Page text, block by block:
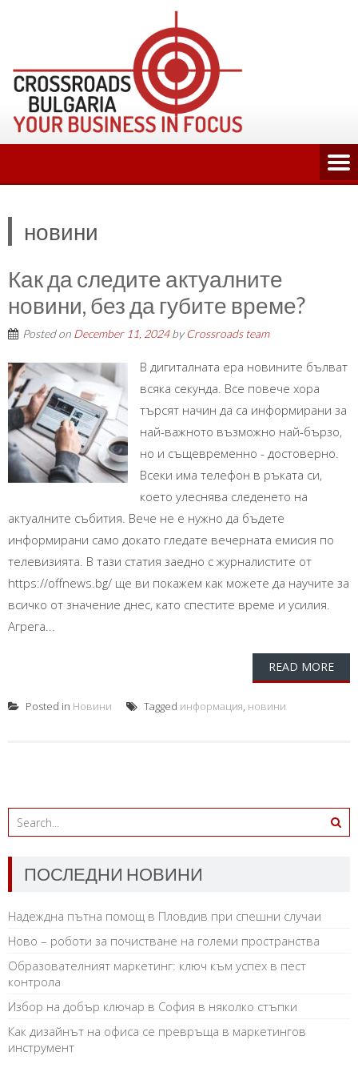
новини
Как да следите актуалните
новини, без да губите време?
Posted on December 11, 2024by Crossroads team
В дигиталната ера новините бълват
всяка секунда. Все повече хора
търсят начин да са информирани за
най-важното възможно най-бързо,
но и същевременно - достоверно.
Всеки има телефон в ръката си,
което улеснява следенето на
актуалните събития. Вече не е нужно да бъдете
информирани само докато гледате вечерната емисия по
телевизията. В тази статия заедно с журналистите от
https://offnews.bg/ ще ви покажем как можете да научите за
всичко от значение днес, като спестите време и усилия.
Агрега...
READ MORE
Posted in Новини Tagged информация, новини
ПОСЛЕДНИ НОВИНИ
Надеждна пътна помощ в Пловдив при спешни случаи
Ново – роботи за почистване на големи пространства
Образователният маркетинг: ключ към успех в пест
контрола
Избор на добър ключар в София в няколко стъпки
Как дизайнът на офиса се превръща в маркетингов
инструмент